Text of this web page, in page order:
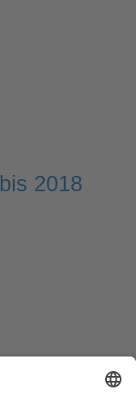
2018